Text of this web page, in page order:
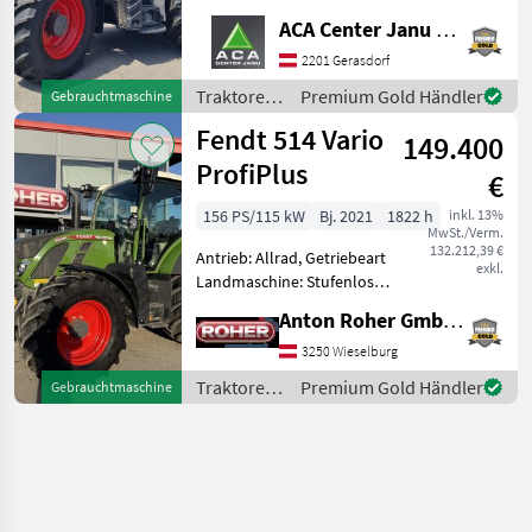
Gebrauchtmaschine
Zapfwellendrehzahl:
540/540E/1000/1000E,
Höchstgeschwindigkeit in
km/h: 50 km/h, Aufla
ACA Center Janu GmbH
2201 Gerasdorf
Traktoren
/ Fendt
Premium Gold Händler
Gebrauchtmaschine
Fendt 514 Vario
ProfiPlus
149.400
€
inkl. 13%
MwSt./Verm.
132.212,39 €
exkl.
156 PS/115 kW Bj. 2021
1822 h
Antrieb: Allrad, Getriebeart
Landmaschine: Stufenloses
Zapfwellendrehzahl:
540/540E/1000,
Höchstgeschwindigkeit in
km/h: 50 km/h, Aufladung:
Anton Roher GmbH (ACA Center Roher)
3250 Wieselburg
Traktoren
/ Fendt
Premium Gold Händler